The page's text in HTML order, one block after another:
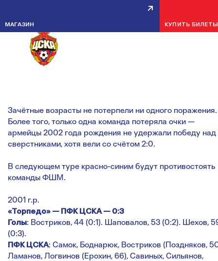
МАГАЗИН КУПИТЬ БИЛЕТЫ
СТАРТОВАЛИ В ЛЕТНЕМ
ПЕРВЕНСТВЕ
Зачётные возрасты не потерпели ни одного поражения.
Более того, только одна команда потеряла очки —
армейцы 2002 года рождения не удержали победу над
сверстниками, хотя вели со счётом 2:0.
В следующем туре красно-синим будут противостоять
команды ФШМ.
2001 г.р.
«Торпедо» — ПФК ЦСКА — 0:3
Голы: Востриков, 44 (0:1). Шаповалов, 53 (0:2). Шехов,
(0:3).
ПФК ЦСКА: Самок, Боднарюк, Востриков (Поздняков,
Ламанов, Логвинов (Ерохин, 66), Савиных, Сильянов,